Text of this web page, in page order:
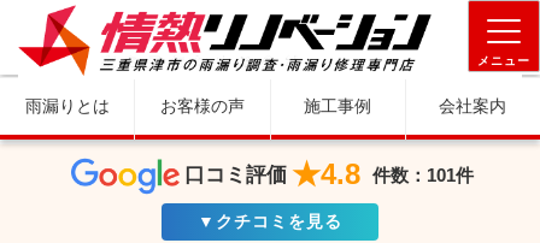
メニュー
雨漏りとは お客様の声 施工事例 会社案内
口コミ評価 ★4.8 件数：101件
▼クチコミを見る